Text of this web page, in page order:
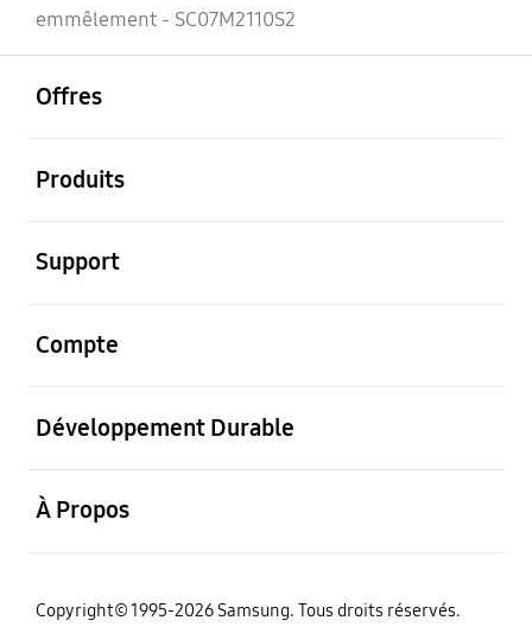
emmêlement - SC07M2110S2
Offres
Produits
Support
Compte
Développement Durable
À Propos
‌Copyright© 1995-2026 Samsung. Tous droits réservés.